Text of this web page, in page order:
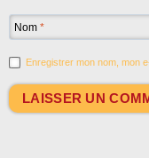
Nom *
Enregistrer mon nom, mon